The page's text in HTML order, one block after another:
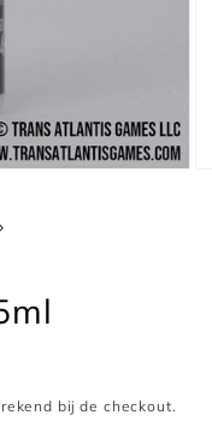
bij de checkout.